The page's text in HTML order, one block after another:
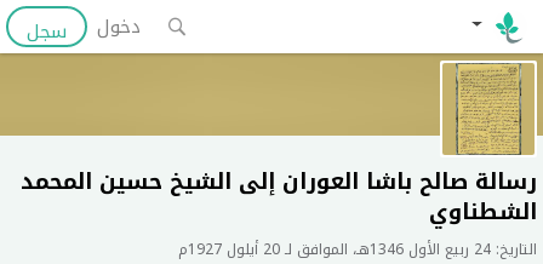
دخول سجل
رسالة صالح باشا العوران إلى الشيخ حسين المحمد
الشطناوي
التاريخ: 24 ربيع الأول 1346هـ، الموافق لـ 20 أيلول 1927م